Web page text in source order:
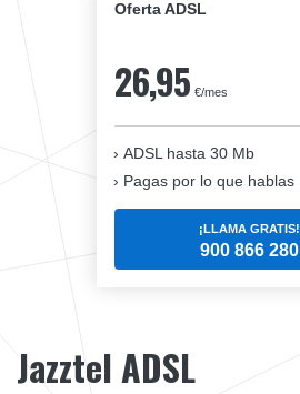
Oferta ADSL
26,95 €/mes
ADSL hasta 30 Mb
Pagas por lo que hablas
¡LLAMA GRATIS!
900 866 280
Jazztel ADSL